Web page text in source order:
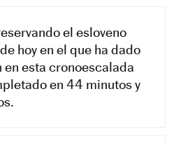
el esloveno
hoy en el que ha dado
en esta cronoescalada
en 44 minutos y